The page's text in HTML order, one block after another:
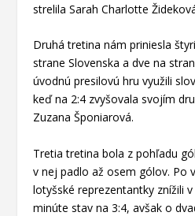
strelila Sarah Charlotte
Druhá tretina nám priniesla
strane Slovenska a dve na
úvodnú presilovú hru využili
keď na 2:4 zvyšovala svojím
Zuzana Šponiarová.
Tretia tretina bola z pohľadu
v nej padlo až osem gólov. Po
lotyšské reprezentantky znížili
minúte stav na 3:4, avšak o